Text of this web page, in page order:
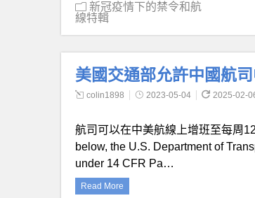
新冠疫情下的禁令和航
線特輯
美國交通部允許中國航
colin1898 2023-05-04 2025-02-
航司可以在中美航線上增班至每周
below, the U.S. Department of
under 14 CFR Pa…
Read More